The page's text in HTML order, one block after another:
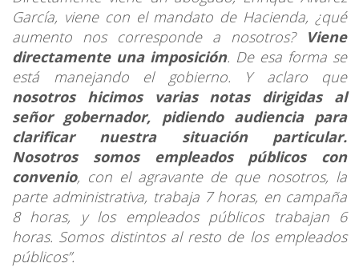
García, viene con el mandato de Hacienda, ¿qué
aumento nos corresponde a nosotros? Viene
directamente una imposición. De esa forma se
está manejando el gobierno. Y aclaro que
nosotros hicimos varias notas dirigidas al
señor gobernador, pidiendo audiencia para
clarificar nuestra situación particular.
Nosotros somos empleados públicos con
convenio, con el agravante de que nosotros, la
parte administrativa, trabaja 7 horas, en campaña
8 horas, y los empleados públicos trabajan 6
horas. Somos distintos al resto de los empleados
públicos”.